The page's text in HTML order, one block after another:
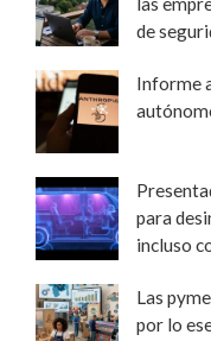
de
Informe
para
incluso
Las
por lo